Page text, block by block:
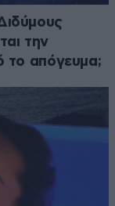
την
το απόγευμα;